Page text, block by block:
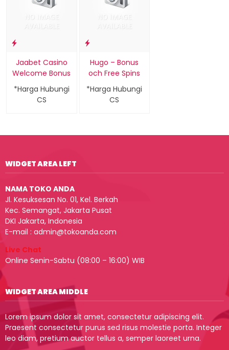
Jaabet Casino
Welcome Bonus
*Harga Hubungi
CS
Hugo – Bonus
och Free Spins
*Harga Hubungi
CS
WIDGET AREA LEFT
NAMA TOKO ANDA
Jl. Kesuksesan No. 01, Kel. Berkah
Kec. Semangat, Jakarta Pusat
DKI Jakarta, Indonesia
E-mail : admin@tokoanda.com
Live Chat
Online Senin-Sabtu (08:00 – 16:00) WIB
WIDGET AREA MIDDLE
Lorem ipsum dolor sit amet, consectetur adipiscing elit.
Praesent consectetur purus sed risus molestie porta. Integer
leo diam, pretium auctor tellus a, semper laoreet urna.